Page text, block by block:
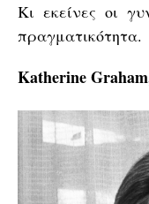
Κι εκείνες οι
πραγματικότητα.
Katherine